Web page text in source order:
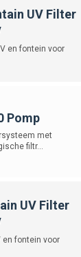
UV Filter
en fontein voor
Pomp
met
filtr...
UV Filter
en fontein voor